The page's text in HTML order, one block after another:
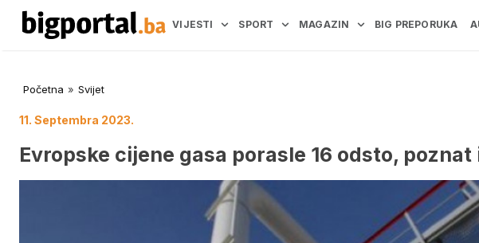
VIJESTI SPORT MAGAZIN BIG PREPORUKA
Početna » Svijet
11. Septembra 2023.
Evropske cijene gasa porasle 16 odsto,